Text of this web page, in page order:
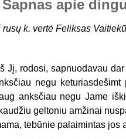
apie
rusų k. vertė Feliksas
Jį, rodosi, sapnuodavau
negu
anksčiau negu Jame
geltoniu amžinai
tebūnie palaimintas jos